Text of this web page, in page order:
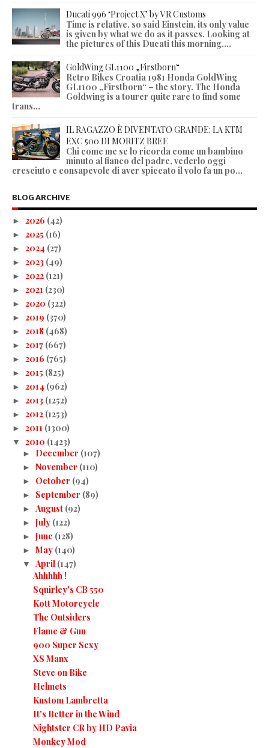
Ducati 996 ‘Project X’ by VR Customs
Time is relative, so said Einstein, its only value
is given by what we do as it passes. Looking at
the pictures of this Ducati this morning,...
GoldWing GL1100 „Firstborn“
Retro Bikes Croatia 1981 Honda GoldWing
GL1100 „Firstborn“ – the story. The Honda
Goldwing is a tourer quite rare to find some
trans...
IL RAGAZZO È DIVENTATO GRANDE: LA KTM
EXC 500 DI MORITZ BREE
Chi come me se lo ricorda come un bambino
minuto al fianco del padre, vederlo oggi
cresciuto e consapevole di aver spiccato il volo fa un po...
BLOG ARCHIVE
► 2026 (42)
► 2025 (16)
► 2024 (27)
► 2023 (49)
► 2022 (121)
► 2021 (230)
► 2020 (322)
► 2019 (370)
► 2018 (468)
► 2017 (667)
► 2016 (765)
► 2015 (825)
► 2014 (962)
► 2013 (1252)
► 2012 (1253)
► 2011 (1300)
▼ 2010 (1423)
► December (107)
► November (110)
► October (94)
► September (89)
► August (92)
► July (122)
► June (128)
► May (140)
▼ April (147)
Ahhhhh !
Squirley's CB 550
Kott Motorcycle
The Outsiders
Flame & Gun
900 Super Sexy
XS Manx
Steve on Bike
Helmets
Kustom Lambretta
It's Better in the Wind
Nightster CR by HD Pavia
Monkey Mod